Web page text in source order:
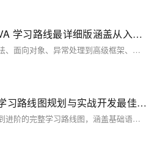
帮助新手快速上手的 JAVA 学习路线最详细版涵盖从入门到进阶的 JAVA 学习路线
本Java学习路线涵盖从基础语法、面向对象、异常处理到高级框架、微服务、JVM调优等内容，适合新手入门到进阶，助力掌握企业级开发技能，快速成为合格Java开发者。
Java 从入门到进阶完整学习路线图规划与实战开发最佳实践指南
本文为Java开发者提供从入门到进阶的完整学习路线图，涵盖基础语法、面向对象、数据结构与算法、并发编程、JVM调优、主流框架（如Spring Boot）、数据库操作（MySQL、Redis）、微服务架构及云原生开发等内容，并结合实战案例与最佳实践，助力高效掌握Java核心技术。